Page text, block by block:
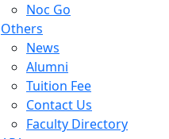
Noc Go
Others
News
Alumni
Tuition Fee
Contact Us
Faculty Directory